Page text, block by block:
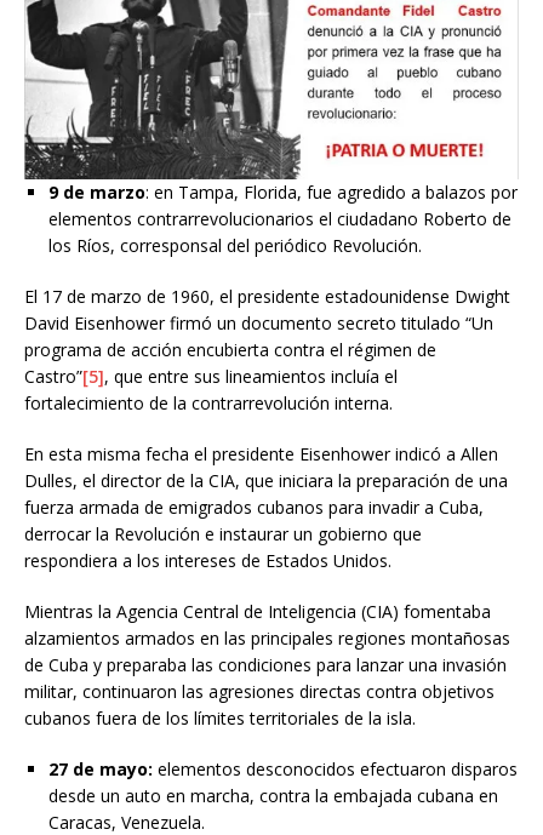
9 de marzo: en Tampa, Florida, fue agredido a balazos por
elementos contrarrevolucionarios el ciudadano Roberto de
los Ríos, corresponsal del periódico Revolución.
El 17 de marzo de 1960, el presidente estadounidense Dwight
David Eisenhower firmó un documento secreto titulado “Un
programa de acción encubierta contra el régimen de
Castro”[5], que entre sus lineamientos incluía el
fortalecimiento de la contrarrevolución interna.
En esta misma fecha el presidente Eisenhower indicó a Allen
Dulles, el director de la CIA, que iniciara la preparación de una
fuerza armada de emigrados cubanos para invadir a Cuba,
derrocar la Revolución e instaurar un gobierno que
respondiera a los intereses de Estados Unidos.
Mientras la Agencia Central de Inteligencia (CIA) fomentaba
alzamientos armados en las principales regiones montañosas
de Cuba y preparaba las condiciones para lanzar una invasión
militar, continuaron las agresiones directas contra objetivos
cubanos fuera de los límites territoriales de la isla.
27 de mayo: elementos desconocidos efectuaron disparos
desde un auto en marcha, contra la embajada cubana en
Caracas, Venezuela.